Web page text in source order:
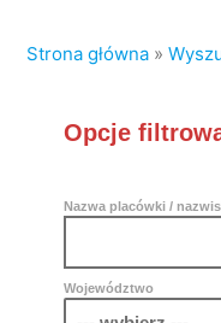
Strona główna »
Opcje
Nazwa placówki /
Województwo